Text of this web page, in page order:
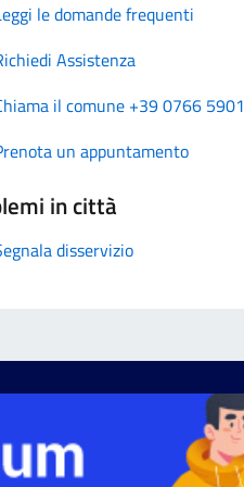
le domande frequenti
Assistenza
il comune +39 0766 5901
un appuntamento
in città
disservizio